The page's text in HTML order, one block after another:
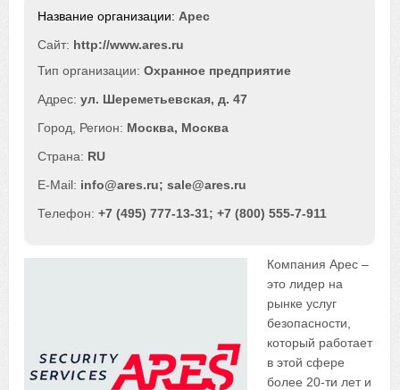
Арес
Сайт: http://www.ares.ru
Охранное предприятие
ул. Шереметьевская, д. 47
Москва, Москва
RU
info@ares.ru; sale@ares.ru
+7 (495) 777-13-31; +7 (800) 555-7-911
Компания Арес –
это лидер на
рынке услуг
безопасности,
который работает
в этой сфере
более 20-ти лет и